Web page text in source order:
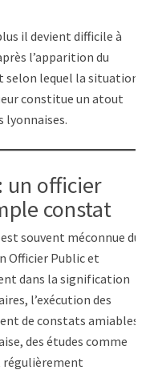
il devient difficile à
l’apparition du
selon lequel la situation
constitue un atout
un officier
constat
souvent méconnue du
Officier Public et
dans la signification
l’exécution des
de constats amiables
des études comme
régulièrement